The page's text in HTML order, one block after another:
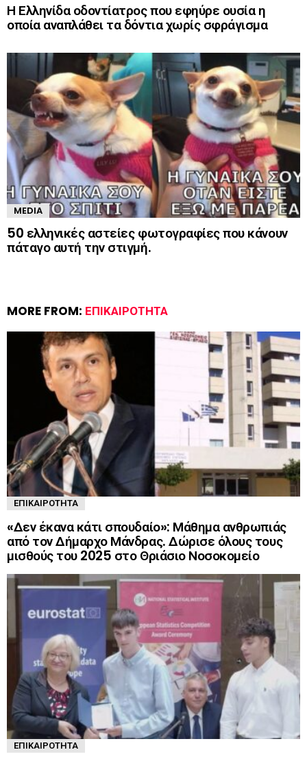
Η Ελληνίδα οδοντίατρος που εφηύρε ουσία η
οποία αναπλάθει τα δόντια χωρίς σφράγισμα
MEDIA
50 ελληνικές αστείες φωτογραφίες που κάνουν
πάταγο αυτή την στιγμή.
MORE FROM: ΕΠΙΚΑΙΡΌΤΗΤΑ
ΕΠΙΚΑΙΡΌΤΗΤΑ
«Δεν έκανα κάτι σπουδαίο»: Μάθημα ανθρωπιάς
από τον Δήμαρχο Μάνδρας. Δώρισε όλους τους
μισθούς του 2025 στο Θριάσιο Νοσοκομείο
ΕΠΙΚΑΙΡΌΤΗΤΑ